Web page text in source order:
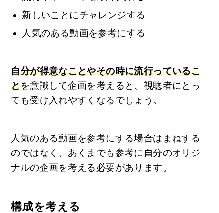
新しいことにチャレンジする
人気のある動画を参考にする
自分が得意なことやその時に流行っているこ
とを意識して企画を考えると、視聴者にとっ
ても受け入れやすくなるでしょう。
人気のある動画を参考にする場合はまねする
のではなく、あくまでも参考に自分のオリジ
ナルの企画を考える必要があります。
構成を考える